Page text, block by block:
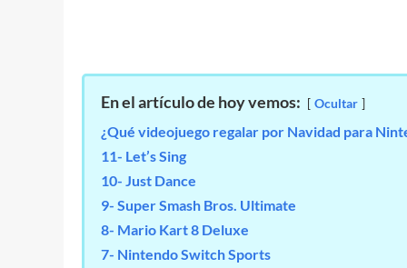
En el artículo de hoy vemos: Ocultar
¿Qué videojuego regalar por Navidad para
11- Let’s Sing
10- Just Dance
9- Super Smash Bros. Ultimate
8- Mario Kart 8 Deluxe
7- Nintendo Switch Sports